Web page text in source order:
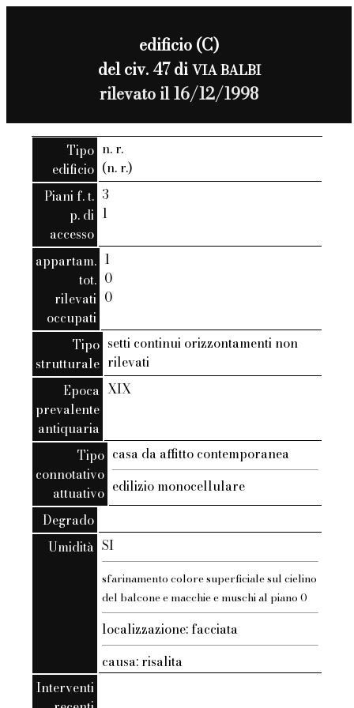
edificio (C)
del civ. 47 diVIA BALBI
rilevato il 16/12/1998
Tipo
edificio
n. r.
(n. r.)
Piani f. t.
p. di
accesso
3
1
appartam.
tot.
rilevati
occupati
1
0
0
Tipo
strutturale
setti continui orizzontamenti non
rilevati
Epoca
prevalente
antiquaria
XIX
Tipo
connotativo
attuativo
casa da affitto contemporanea
edilizio monocellulare
Degrado
Umidità SI
sfarinamento colore superficiale sul cielino
del balcone e macchie e muschi al piano 0
localizzazione: facciata
causa: risalita
Interventi